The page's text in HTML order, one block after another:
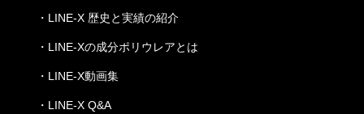
・ LINE-X 歴史と実績の紹介
・ LINE-Xの成分ポリウレアとは
・ LINE-X動画集
・ LINE-X Q&A